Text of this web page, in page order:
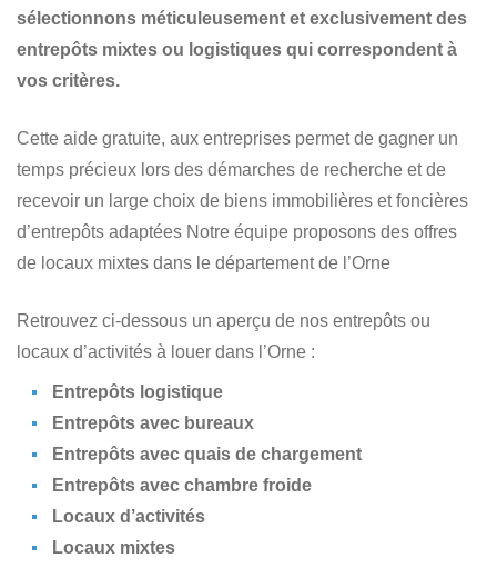
sélectionnons méticuleusement et exclusivement des
entrepôts mixtes ou logistiques qui correspondent à
vos critères.
Cette aide gratuite, aux entreprises permet de gagner un
temps précieux lors des démarches de recherche et de
recevoir un large choix de biens immobilières et foncières
d’entrepôts adaptées Notre équipe proposons des offres
de locaux mixtes dans le département de l’Orne
Retrouvez ci-dessous un aperçu de nos entrepôts ou
locaux d’activités à louer dans l’Orne :
Entrepôts logistique
Entrepôts avec bureaux
Entrepôts avec quais de chargement
Entrepôts avec chambre froide
Locaux d’activités
Locaux mixtes